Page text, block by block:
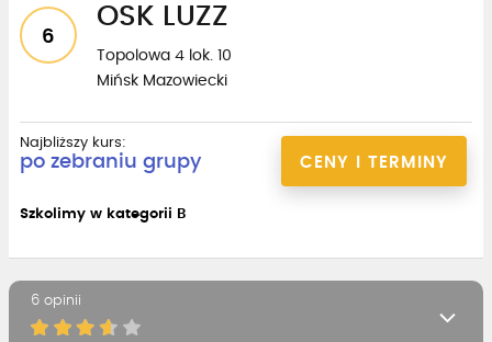
6
OSK LUZZ
Topolowa 4 lok. 10
Mińsk Mazowiecki
CENY I TERMINY
Najbliższy kurs:
po zebraniu grupy
Szkolimy w kategorii B
6 opinii